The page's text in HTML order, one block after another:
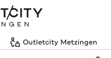
Outletcity Metzingen